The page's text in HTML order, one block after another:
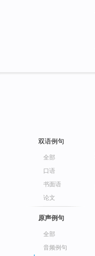
双语例句
全部
口语
书面语
论文
原声例句
全部
音频例句